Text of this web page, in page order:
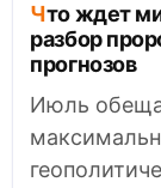
Что ждет мир в июле 2026 года: глобальный
разбор
прогнозов
Июль